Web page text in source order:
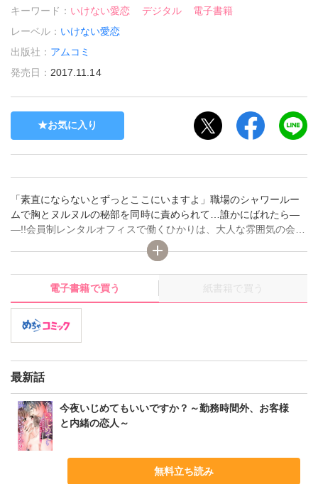
キーワード： いけない愛恋 デジタル
電子書籍
レーベル： いけない愛恋
出版社： アムコミ
発売日： 2017.11.14
お気に入り
「素直にならないとずっとここにいますよ」職場のシャワールー
ムで胸とヌルヌルの秘部を同時に責められて…誰かにばれたら―
―!!会員制レンタルオフィスで働くひかりは、大人な雰囲気の会
員・相ヶ瀬巧に密かに憧れている。だけど相手はお客様。個人的
に親しくなる機会なんて…そう思っていたのに!?「僕も激しくあ
なたを求めています」巧から突然の告白!!そのままひかりを抱き寄
せ首筋をすべる唇…。止めようとしても穏やかな見た目に反して
巧は強引で!?ナカをそんなに弄られたら…職場でイッてしまう―
―。愛情表現がストレートな巧に戸惑いながらも、この人と恋愛
したい…ひかりがそう思い始めたその時、目についたのは薬指の
電子書籍で買う 紙書籍で買う
最新話
今夜いじめてもいいですか？～勤務時間外、お客様
と内緒の恋人～
無料立ち読み